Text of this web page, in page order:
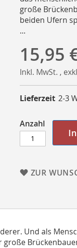
große
beiden Ufern
...
15,95
Inkl. MwSt. ,
Lieferzeit 2-3
Anzahl
ZUR
Und als